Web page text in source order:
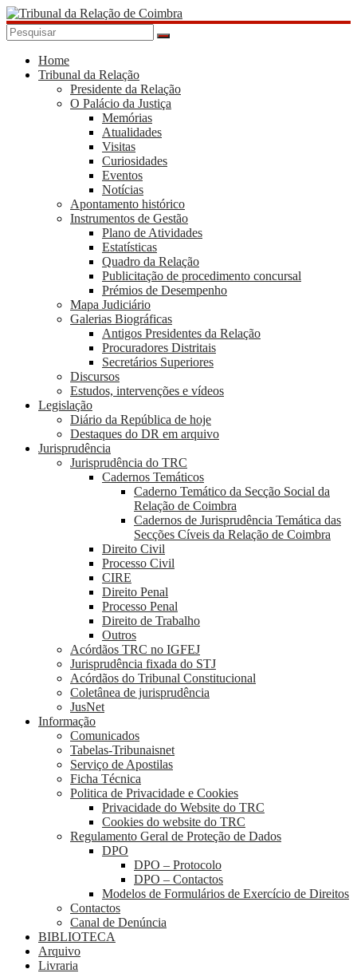
Skip
to
content
Tribunal
Relação
Home
Tribunal da Relação
Presidente da Relação
O Palácio da Justiça
Memórias
Atualidades
Visitas
Curiosidades
Eventos
Notícias
Apontamento histórico
Instrumentos de Gestão
Plano de Atividades
Estatísticas
Quadro da Relação
Publicitação de procedimento concursal
Prémios de Desempenho
Mapa Judiciário
Galerias Biográficas
Antigos Presidentes da Relação
Procuradores Distritais
Secretários Superiores
Discursos
Estudos, intervenções e vídeos
Legislação
Diário da República de hoje
Destaques do DR em arquivo
Jurisprudência
Jurisprudência do TRC
Cadernos Temáticos
Caderno Temático da Secção Social da
Relação de Coimbra
Cadernos de Jurisprudência Temática das
Secções Cíveis da Relação de Coimbra
Direito Civil
Processo Civil
CIRE
Direito Penal
Processo Penal
Direito de Trabalho
Outros
Acórdãos TRC no IGFEJ
Jurisprudência fixada do STJ
Acórdãos do Tribunal Constitucional
Coletânea de jurisprudência
JusNet
Informação
Comunicados
Tabelas-Tribunaisnet
Serviço de Apostilas
Ficha Técnica
Politica de Privacidade e Cookies
Privacidade do Website do TRC
Cookies do website do TRC
Regulamento Geral de Proteção de Dados
DPO
DPO – Protocolo
DPO – Contactos
Modelos de Formulários de Exercício de Direitos
Contactos
Canal de Denúncia
BIBLIOTECA
Arquivo
Livraria